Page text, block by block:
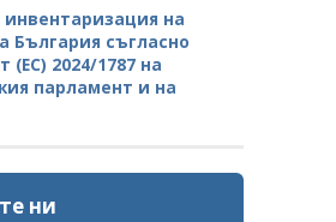
на
България съгласно
(ЕС) 2024/1787 на
парламент и на
ни